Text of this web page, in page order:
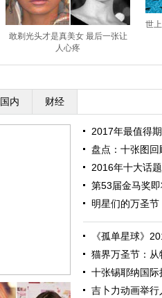
敢剃光头才是真美女 最后一张让
人心疼
世
国内 财经
2017年最值得
盘点：十张图
2016年十大话
第53届金马奖
明星们的万圣
《孤单星球》
猫界万圣节：
十张锡耶纳国
吉卜力动画举